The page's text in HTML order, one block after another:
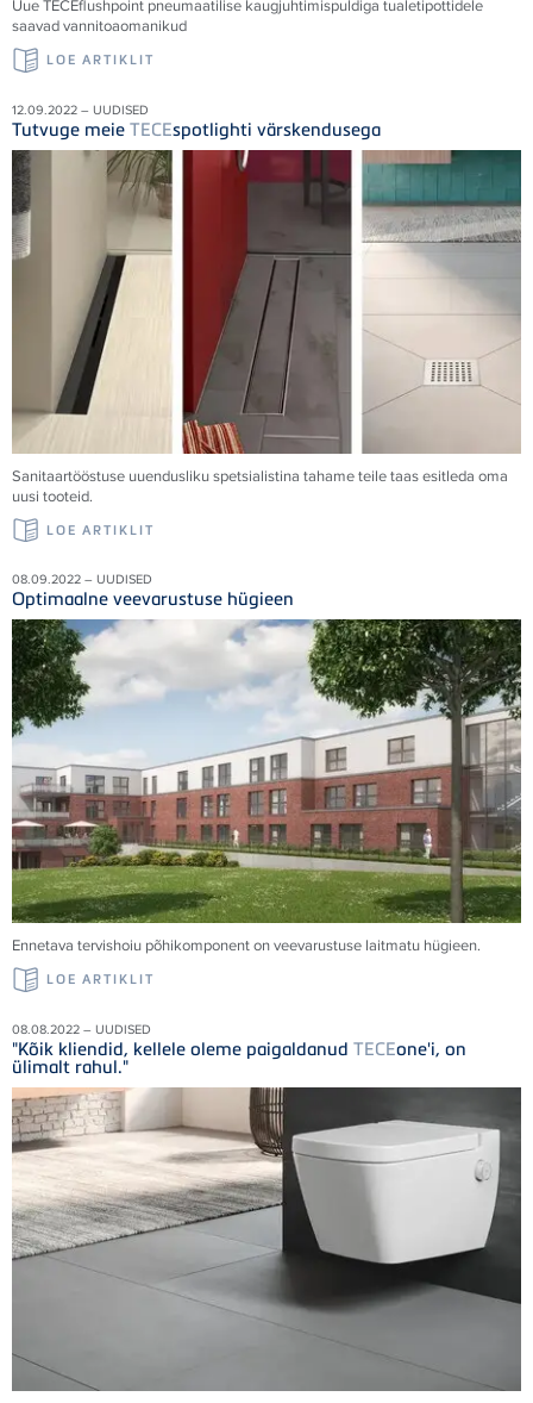
UueTECEflushpoint pneumaatilise kaugjuhtimispuldiga tualetipottidele
saavad vannitoaomanikud
LOE ARTIKLIT
12.09.2022 – UUDISED
Tutvuge meie TECEspotlighti värskendusega
Sanitaartööstuse uuendusliku spetsialistina tahame teile taas esitleda oma
uusi tooteid.
LOE ARTIKLIT
08.09.2022 – UUDISED
Optimaalne veevarustuse hügieen
Ennetava tervishoiu põhikomponent on veevarustuse laitmatu hügieen.
LOE ARTIKLIT
08.08.2022 – UUDISED
"Kõik kliendid, kellele oleme paigaldanud TECEone'i, on
ülimalt rahul."